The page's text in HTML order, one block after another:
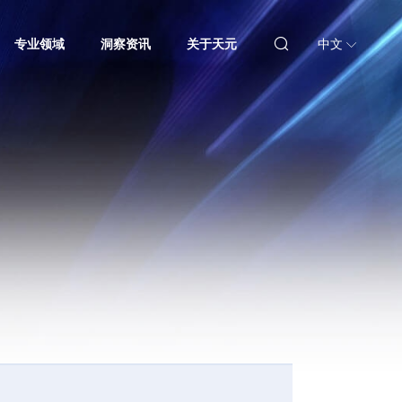
专业领域 洞察资讯 关于天元 中文